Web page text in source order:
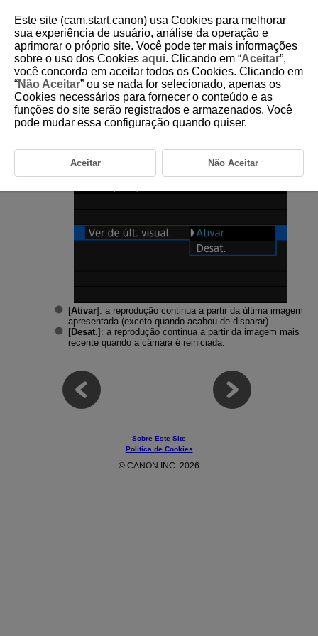
D388-167
Retomar a Reprodução Anterior
Selecione [ :Ver de últ. visual.] (
).
Selecione uma opção.
[Ativar]: a reprodução continua a partir da última imagem
apresentada (exceto quando acabou de disparar).
[Desat.]: a reprodução continua a partir da imagem mais
recente quando a câmara é reiniciada.
Sobre Este Site
Política de Cookies
© CANON INC. 2026
Este site (cam.start.canon) usa Cookies para melhorar
sua experiência de usuário, análise da operação e
aprimorar o próprio site. Você pode ter mais informações
sobre o uso dos Cookies aqui. Clicando em “Aceitar”,
você concorda em aceitar todos os Cookies. Clicando em
“Não Aceitar” ou se nada for selecionado, apenas os
Cookies necessários para fornecer o conteúdo e as
funções do site serão registrados e armazenados. Você
pode mudar essa configuração quando quiser.
Aceitar Não Aceitar